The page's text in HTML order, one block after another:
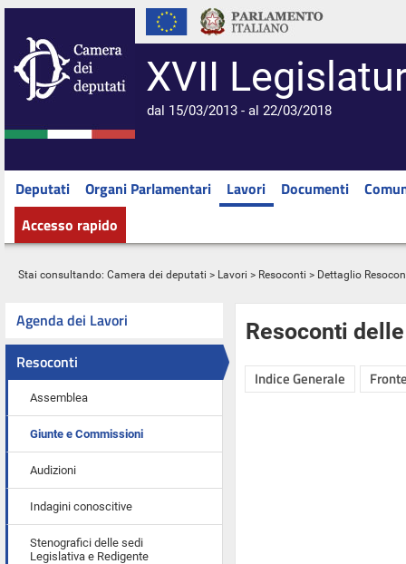
XVII
dal 15/03/2013 - al 22/03/2018
Deputati Organi Parlamentari Lavori Documenti
Accesso rapido
Stai consultando: Camera dei deputati > Lavori > Resoconti > Dettaglio
Agenda dei Lavori
Resoconti
Assemblea
Giunte e Commissioni
Audizioni
Indagini conoscitive
Stenografici delle sedi
Legislativa e Redigente
Resoconti
Indice Generale